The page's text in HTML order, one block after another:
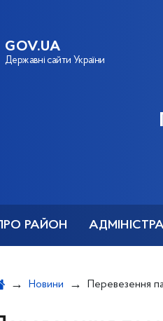
GOV.UA
Державні сайти України
РАЙОН
Новини Перевезення пасажирів у поминальні дні до